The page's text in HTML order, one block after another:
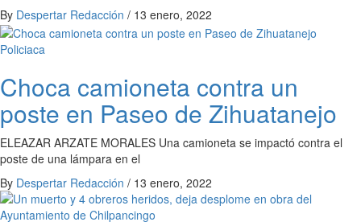
By Despertar Redacción / 13 enero, 2022
Policiaca
Choca camioneta contra un
poste en Paseo de Zihuatanejo
ELEAZAR ARZATE MORALES Una camioneta se impactó contra el
poste de una lámpara en el
By Despertar Redacción / 13 enero, 2022